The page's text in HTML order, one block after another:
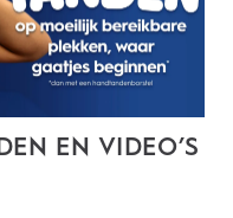
EN VIDEO’S